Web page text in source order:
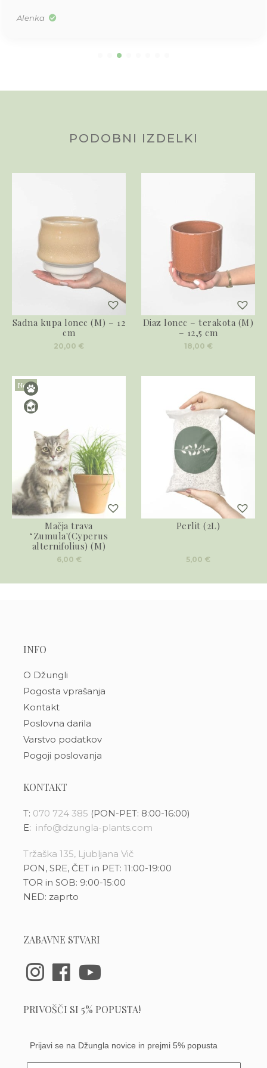
PODOBNI IZDELKI
Sadna kupa lonec (M) – 12
cm
20,00 €
Diaz lonec – terakota (M)
– 12,5 cm
18,00 €
Novo
Mačja trava
‘Zumula'(Cyperus
alternifolius) (M)
6,00 €
Perlit (2L)
5,00 €
INFO
O Džungli
Pogosta vprašanja
Kontakt
Poslovna darila
Varstvo podatkov
Pogoji poslovanja
KONTAKT
T: 070 724 385 (PON-PET: 8:00-16:00)
E: info@dzungla-plants.com
Tržaška 135, Ljubljana Vič
PON, SRE, ČET in PET: 11:00-19:00
TOR in SOB: 9:00-15:00
NED: zaprto
ZABAVNE STVARI
PRIVOŠČI SI 5% POPUSTA!
Prijavi se na Džungla novice in prejmi 5% popusta